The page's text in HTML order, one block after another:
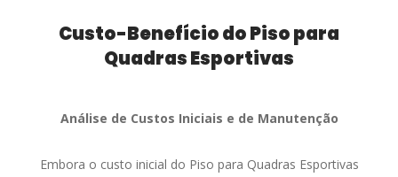
Custo-Benefício do Piso para
Quadras Esportivas
Análise de Custos Iniciais e de Manutenção
Embora o custo inicial do Piso para Quadras Esportivas